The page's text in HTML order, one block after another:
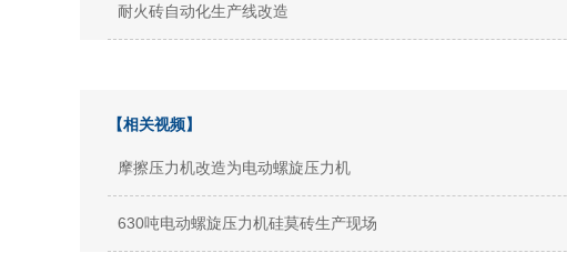
耐火砖自动化生产线改造
【相关视频】
摩擦压力机改造为电动螺旋压力机
630吨电动螺旋压力机硅莫砖生产现场